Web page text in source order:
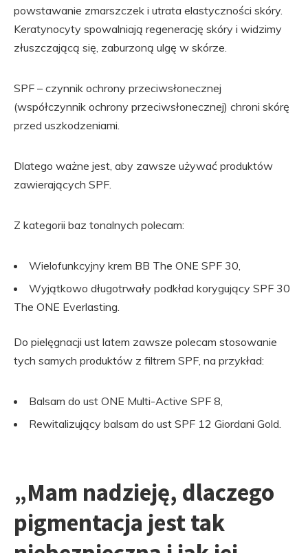
powstawanie zmarszczek i utrata elastyczności skóry.
Keratynocyty spowalniają regenerację skóry i widzimy
złuszczającą się, zaburzoną ulgę w skórze.
SPF – czynnik ochrony przeciwsłonecznej
(współczynnik ochrony przeciwsłonecznej) chroni skórę
przed uszkodzeniami.
Dlatego ważne jest, aby zawsze używać produktów
zawierających SPF.
Z kategorii baz tonalnych polecam:
Wielofunkcyjny krem ​​BB The ONE SPF 30,
Wyjątkowo długotrwały podkład korygujący SPF 30
The ONE Everlasting.
Do pielęgnacji ust latem zawsze polecam stosowanie
tych samych produktów z filtrem SPF, na przykład:
Balsam do ust ONE Multi-Active SPF 8,
Rewitalizujący balsam do ust SPF 12 Giordani Gold.
„Mam nadzieję, dlaczego
pigmentacja jest tak